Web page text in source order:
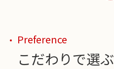
Preference
こだわりで選ぶ